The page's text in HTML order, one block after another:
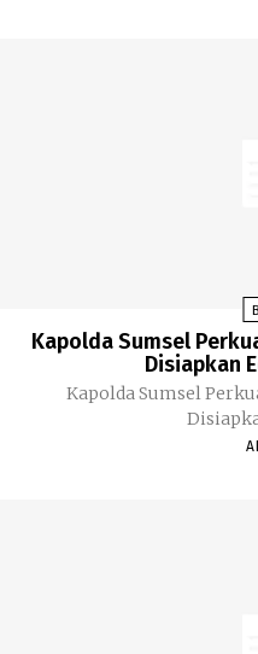
Kapolda Sumsel
Disiapkan
Kapolda Sumsel